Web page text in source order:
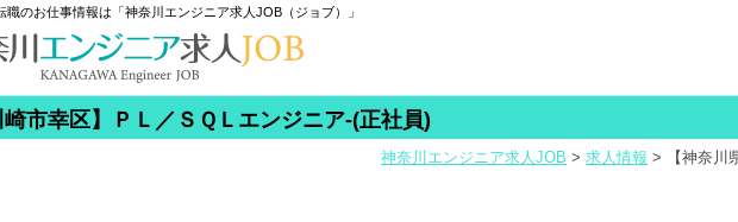
職のお仕事情報は「神奈川エンジニア求人JOB（ジョブ）」
崎市幸区】ＰＬ／ＳＱＬエンジニア-(正社員)
神奈川エンジニア求人JOB > 求人情報 > 【神奈